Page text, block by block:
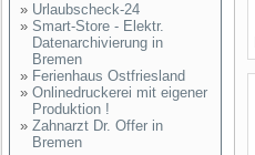
» Urlaubscheck-24
» Smart-Store - Elektr.
Datenarchivierung in
Bremen
» Ferienhaus Ostfriesland
» Onlinedruckerei mit eigener
Produktion !
» Zahnarzt Dr. Offer in
Bremen